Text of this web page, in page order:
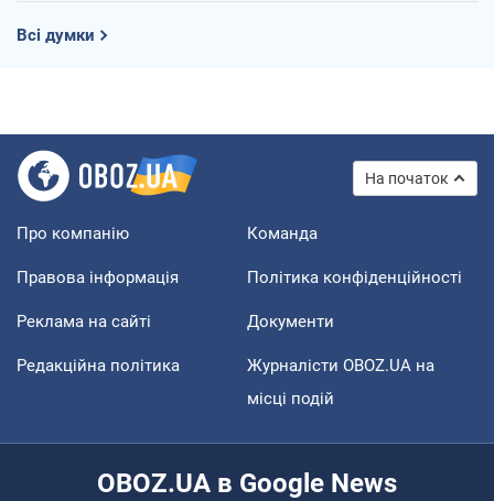
Всі думки
На початок
Про компанію Команда
Правова інформація Політика конфіденційності
Реклама на сайті Документи
Редакційна політика
Журналісти OBOZ.UA на
місці подій
OBOZ.UA в Google News